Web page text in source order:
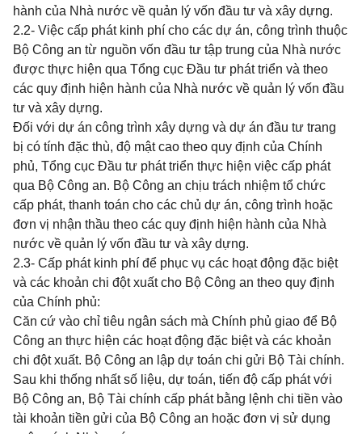
hành của Nhà nước về quản lý vốn đầu tư và xây dựng.
2.2- Việc cấp phát kinh phí cho các dự án, công trình thuộc
Bộ Công an từ nguồn vốn đầu tư tập trung của Nhà nước
được thực hiện qua Tổng cục Đầu tư phát triển và theo
các quy định hiện hành của Nhà nước về quản lý vốn đầu
tư và xây dựng.
Đối với dự án công trình xây dựng và dự án đầu tư trang
bị có tính đặc thù, độ mật cao theo quy định của Chính
phủ, Tổng cục Đầu tư phát triển thực hiện việc cấp phát
qua Bộ Công an. Bộ Công an chịu trách nhiệm tổ chức
cấp phát, thanh toán cho các chủ dự án, công trình hoặc
đơn vị nhận thầu theo các quy định hiện hành của Nhà
nước về quản lý vốn đầu tư và xây dựng.
2.3- Cấp phát kinh phí để phục vụ các hoạt động đặc biệt
và các khoản chi đột xuất cho Bộ Công an theo quy định
của Chính phủ:
Căn cứ vào chỉ tiêu ngân sách mà Chính phủ giao để Bộ
Công an thực hiện các hoạt động đặc biệt và các khoản
chi đột xuất. Bộ Công an lập dự toán chi gửi Bộ Tài chính.
Sau khi thống nhất số liệu, dự toán, tiến độ cấp phát với
Bộ Công an, Bộ Tài chính cấp phát bằng lệnh chi tiền vào
tài khoản tiền gửi của Bộ Công an hoặc đơn vị sử dụng